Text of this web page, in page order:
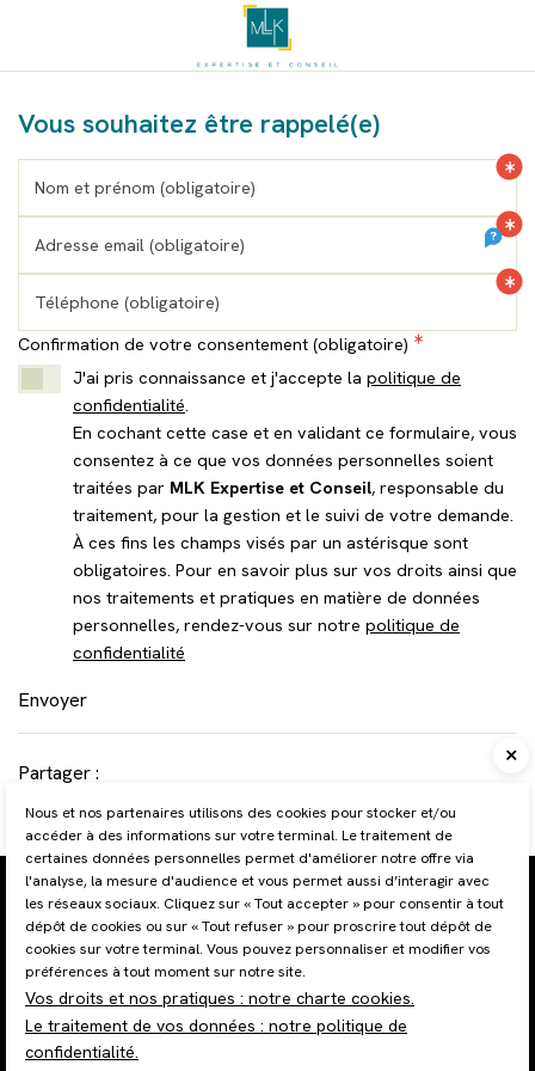
Vous souhaitez être rappelé(e)
Nom et prénom (obligatoire)
Adresse email (obligatoire)
Téléphone (obligatoire)
J'ai pris connaissance et j'accepte la politique de
confidentialité.
En cochant cette case et en validant ce formulaire, vous
consentez à ce que vos données personnelles soient
traitées par MLK Expertise et Conseil, responsable du
traitement, pour la gestion et le suivi de votre demande.
À ces fins les champs visés par un astérisque sont
obligatoires. Pour en savoir plus sur vos droits ainsi que
nos traitements et pratiques en matière de données
personnelles, rendez-vous sur notre politique de
confidentialité
Confirmation de votre consentement (obligatoire)
Envoyer
Partager :
Copier
Envoyer
Plan du site
Mentions légales et RGPD
Gestion des cookies
Charte cookies
Politique de confidentialité
© 2026 Site réalisé par Les Echos Publishing
Administration
Nous et nos partenaires utilisons des cookies pour stocker et/ou
accéder à des informations sur votre terminal. Le traitement de
certaines données personnelles permet d'améliorer notre offre via
l'analyse, la mesure d'audience et vous permet aussi d’interagir avec
les réseaux sociaux. Cliquez sur « Tout accepter » pour consentir à tout
dépôt de cookies ou sur « Tout refuser » pour proscrire tout dépôt de
cookies sur votre terminal. Vous pouvez personnaliser et modifier vos
préférences à tout moment sur notre site.
Vos droits et nos pratiques : notre charte cookies.
Le traitement de vos données : notre politique de
confidentialité.